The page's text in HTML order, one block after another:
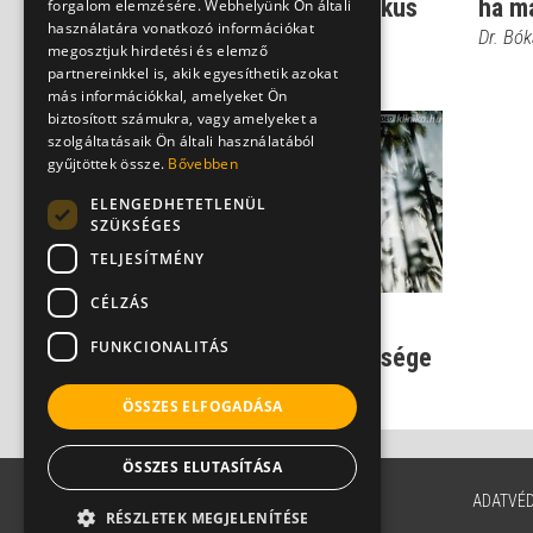
ez is kellhet a jó egzotikus
nyar...
Dr. Szlávik János
ha
Dr.
legveszélyesebb betegsége
Dr. Szlávik János
forgalom elemzésére. Webhelyünk Ön általi
használatára vonatkozó információkat
megosztjuk hirdetési és elemző
partnereinkkel is, akik egyesíthetik azokat
más információkkal, amelyeket Ön
biztosított számukra, vagy amelyeket a
szolgáltatásaik Ön általi használatából
gyűjtöttek össze. Bővebben
ELENGEDHETETLENÜL
SZÜKSÉGES
TELJESÍTMÉNY
CÉLZÁS
FUNKCIONALITÁS
ÖSSZES ELFOGADÁSA
ÖSSZES ELUTASÍTÁSA
RÉSZLETEK MEGJELENÍTÉSE